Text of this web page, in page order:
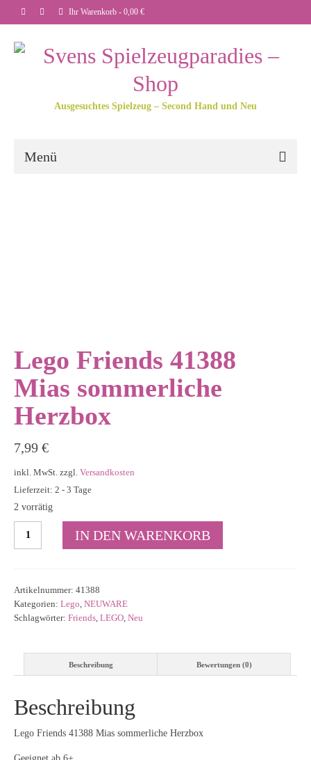
Ihr Warenkorb - 0,00 €
Ausgesuchtes Spielzeug – Second Hand und Neu
Menü
Lego Friends 41388
Mias sommerliche
Herzbox
7,99 €
inkl. MwSt. zzgl. Versandkosten
Lieferzeit: 2 - 3 Tage
2 vorrätig
Friends
Menge
IN DEN WARENKORB
Artikelnummer: 41388
Kategorien: Lego, NEUWARE
Schlagwörter: Friends, LEGO, Neu
Beschreibung Bewertungen (0)
Beschreibung
Lego Friends 41388 Mias sommerliche Herzbox